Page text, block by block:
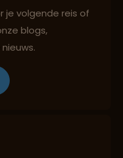
cultuur en milieu
je volgende reis of
blogs,